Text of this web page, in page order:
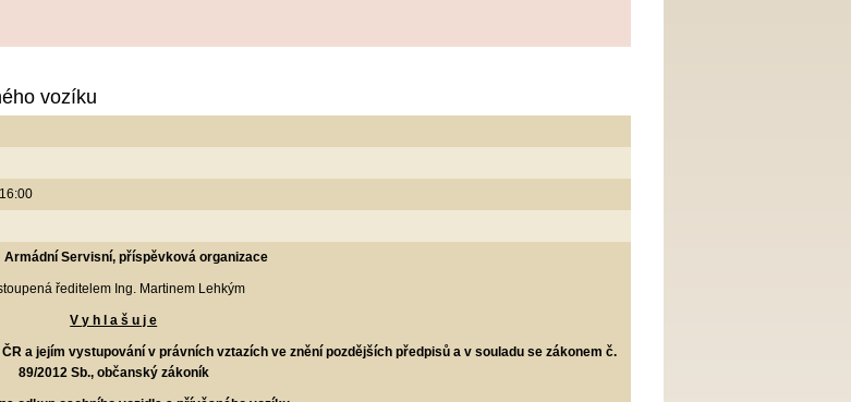
vozíku
Armádní Servisní, příspěvková organizace
ředitelem Ing. Martinem Lehkým
V y h l a š u j e
a jejím vystupování v právních vztazích ve znění pozdějších předpisů a v souladu se zákonem č.
89/2012 Sb., občanský zákoník